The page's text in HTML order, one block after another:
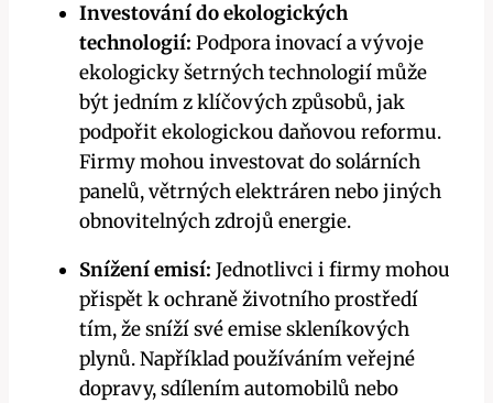
Investování do ekologických
technologií: Podpora inovací a vývoje
ekologicky šetrných technologií může
být jedním z klíčových způsobů, jak
podpořit ekologickou daňovou reformu.
Firmy mohou investovat do solárních
panelů, větrných elektráren nebo jiných
obnovitelných zdrojů energie.
Snížení emisí: Jednotlivci i firmy mohou
přispět k ochraně životního prostředí
tím, že sníží své emise skleníkových
plynů. Například používáním veřejné
dopravy, sdílením automobilů nebo